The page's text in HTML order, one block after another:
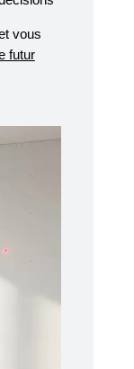
vous
futur